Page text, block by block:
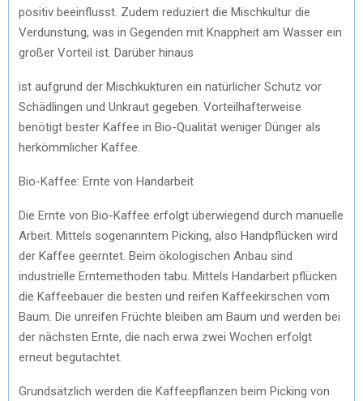
positiv beeinflusst. Zudem reduziert die Mischkultur die
Verdunstung, was in Gegenden mit Knappheit am Wasser ein
großer Vorteil ist. Darüber hinaus
ist aufgrund der Mischkukturen ein natürlicher Schutz vor
Schädlingen und Unkraut gegeben. Vorteilhafterweise
benötigt bester Kaffee in Bio-Qualität weniger Dünger als
herkömmlicher Kaffee.
Bio-Kaffee: Ernte von Handarbeit
Die Ernte von Bio-Kaffee erfolgt überwiegend durch manuelle
Arbeit. Mittels sogenanntem Picking, also Handpflücken wird
der Kaffee geerntet. Beim ökologischen Anbau sind
industrielle Erntemethoden tabu. Mittels Handarbeit pflücken
die Kaffeebauer die besten und reifen Kaffeekirschen vom
Baum. Die unreifen Früchte bleiben am Baum und werden bei
der nächsten Ernte, die nach erwa zwei Wochen erfolgt
erneut begutachtet.
Grundsätzlich werden die Kaffeepflanzen beim Picking von